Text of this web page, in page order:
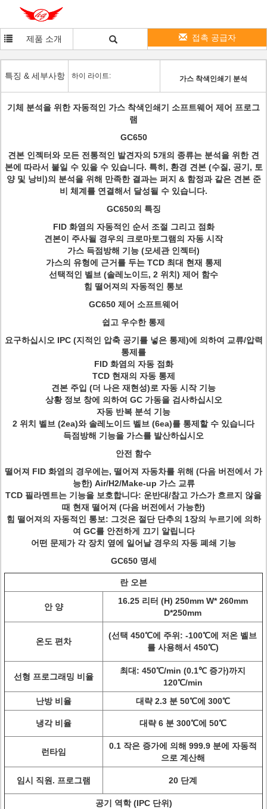
제품 소개 접촉 공급자
특징 & 세부사항 하이 라이트: 가스 착색인쇄기 분석
기체 분석을 위한 자동적인 가스 착색인쇄기 소프트웨어 제어 프로그
램
GC650
견본 인젝터와 모든 전통적인 발견자의 5개의 종류는 분석을 위한 견
본에 따라서 붙일 수 있을 수 있습니다. 특히, 환경 견본 (수질, 공기, 토
양 및 낭비)의 분석을 위해 만족한 결과는 퍼지 & 함정과 같은 견본 준
비 체계를 연결해서 달성될 수 있습니다.
GC650의 특징
FID 화염의 자동적인 순서 조절 그리고 점화
견본이 주사될 경우의 크로마토그램의 자동 시작
가스 득점방해 기능 (모세관 인젝터)
가스의 유형에 근거를 두는 TCD 최대 현재 통제
선택적인 벨브 (솔레노이드, 2 위치) 제어 함수
힘 떨어져의 자동적인 통보
GC650 제어 소프트웨어
쉽고 우수한 통제
요구하십시오 IPC (지적인 압축 공기를 넣은 통제)에 의하여 교류/압력
통제를
FID 화염의 자동 점화
TCD 현재의 자동 통제
견본 주입 (더 나은 재현성)로 자동 시작 기능
상황 정보 창에 의하여 GC 가동을 검사하십시오
자동 반복 분석 기능
2 위치 벨브 (2ea)와 솔레노이드 벨브 (6ea)를 통제할 수 있습니다
득점방해 기능을 가스를 발산하십시오
안전 함수
떨어져 FID 화염의 경우에는, 떨어져 자동차를 위해 (다음 버전에서 가
능한) Air/H2/Make-up 가스 교류
TCD 필라멘트는 기능을 보호합니다: 운반대/참고 가스가 흐르지 않을
때 현재 떨어져 (다음 버전에서 가능한)
힘 떨어져의 자동적인 통보: 그것은 절단 단추의 1장의 누르기에 의하
여 GC를 안전하게 끄기 알립니다
어떤 문제가 각 장치 옆에 일어날 경우의 자동 폐쇄 기능
GC650 명세
란 오븐
안 양
16.25 리터 (H) 250mm W* 260mm
D*250mm
온도 편차
(선택 450℃에 주위: -100℃에 저온 벨브
를 사용해서 450℃)
선형 프로그래밍 비율
최대: 450℃/min (0.1℃ 증가)까지
120℃/min
난방 비율
대략 2.3 분 50℃에 300℃
냉각 비율 대략 6 분 300℃에 50℃
런타임
0.1 작은 증가에 의해 999.9 분에 자동적
으로 계산해
임시 직원. 프로그램 20 단계
공기 역학 (IPC 단위)